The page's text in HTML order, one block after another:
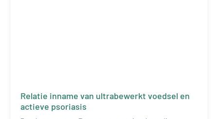
Relatie inname van ultrabewerkt voedsel en
actieve psoriasis